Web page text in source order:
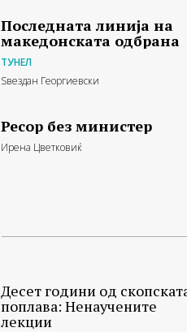
Последната линија на
македонската одбрана
ТУНЕЛ
Ѕвездан Георгиевски
Ресор без министер
Ирена Цветковиќ
Десет години од
поплава: Ненаучените
лекции